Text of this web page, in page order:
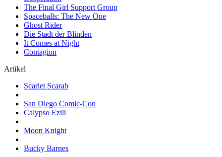
The Final Girl Support Group
Spaceballs: The New One
Ghost Rider
Die Stadt der Blinden
It Comes at Night
Contagion
Artikel
Scarlet Scarab
San Diego Comic-Con
Calypso Ezili
Moon Knight
Bucky Barnes